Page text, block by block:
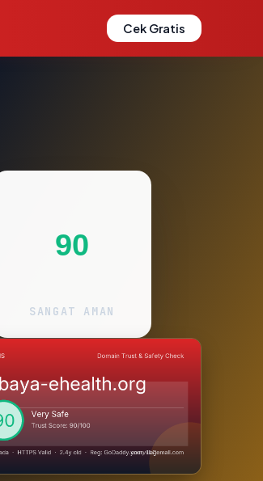
Cek Gratis
90
SANGAT AMAN